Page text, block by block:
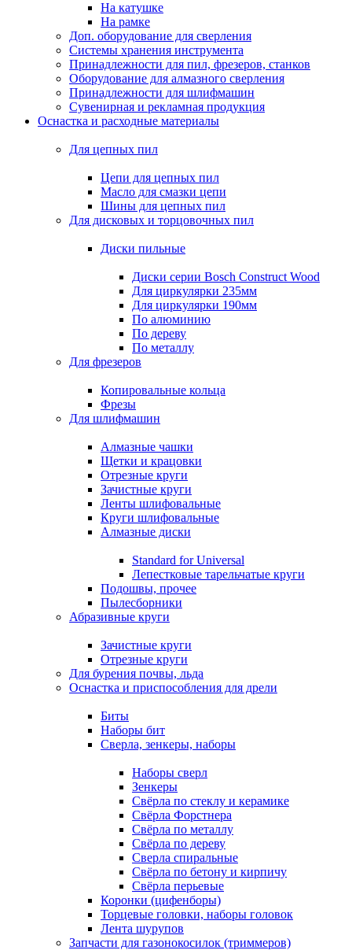
На катушке
На рамке
Доп. оборудование для сверления
Системы хранения инструмента
Принадлежности для пил, фрезеров, станков
Оборудование для алмазного сверления
Принадлежности для шлифмашин
Сувенирная и рекламная продукция
Оснастка и расходные материалы
Для цепных пил
Цепи для цепных пил
Масло для смазки цепи
Шины для цепных пил
Для дисковых и торцовочных пил
Диски пильные
Диски серии Bosch Construct Wood
Для циркулярки 235мм
Для циркулярки 190мм
По алюминию
По дереву
По металлу
Для фрезеров
Копировальные кольца
Фрезы
Для шлифмашин
Алмазные чашки
Щетки и крацовки
Отрезные круги
Зачистные круги
Ленты шлифовальные
Круги шлифовальные
Алмазные диски
Standard for Universal
Лепестковые тарельчатые круги
Подошвы, прочее
Пылесборники
Абразивные круги
Зачистные круги
Отрезные круги
Для бурения почвы, льда
Оснастка и приспособления для дрели
Биты
Наборы бит
Сверла, зенкеры, наборы
Наборы сверл
Зенкеры
Свёрла по стеклу и керамике
Свёрла Форстнера
Свёрла по металлу
Свёрла по дереву
Сверла спиральные
Свёрла по бетону и кирпичу
Свёрла перьевые
Коронки (цифенборы)
Торцевые головки, наборы головок
Лента шурупов
Запчасти для газонокосилок (триммеров)